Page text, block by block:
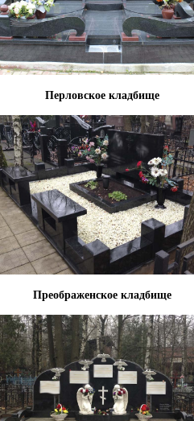
Перловское кладбище
Преображенское кладбище